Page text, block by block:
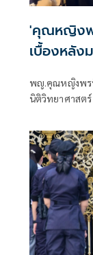
'คุณหญิงพ
เบื้องหลัง
พญ.คุณหญิงพร
นิติวิทยาศาสตร์